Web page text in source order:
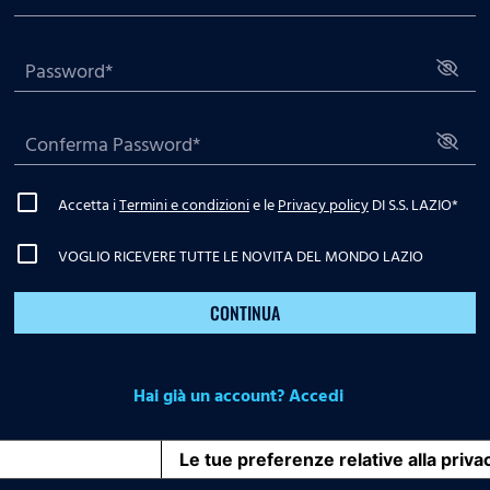
Accetta iTermini e condizionie lePrivacy policyDI S.S. LAZIO*
VOGLIO RICEVERE TUTTE LE NOVITA DEL MONDO LAZIO
CONTINUA
Hai già un account? Accedi
Le tue preferenze relative alla